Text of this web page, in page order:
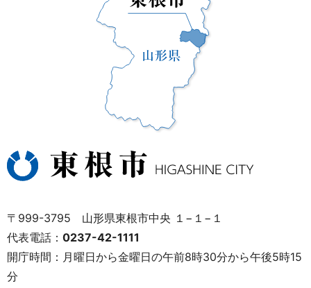
〒999-3795 山形県東根市中央 １−１−１
代表電話： 0237-42-1111
開庁時間：月曜日から金曜日の午前8時30分から午後5時15
分